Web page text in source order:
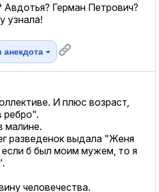
Авдотья? Герман Петрович?
узнала!
анекдота
И плюс возраст,
ребро".
малине.
разведенок выдала "Женя
б был моим мужем, то я
человечества.